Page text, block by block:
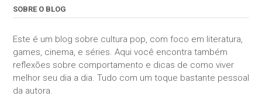
SOBRE O BLOG
Este é um blog sobre cultura pop, com foco em literatura,
games, cinema, e séries. Aqui você encontra também
reflexões sobre comportamento e dicas de como viver
melhor seu dia a dia. Tudo com um toque bastante pessoal
da autora.